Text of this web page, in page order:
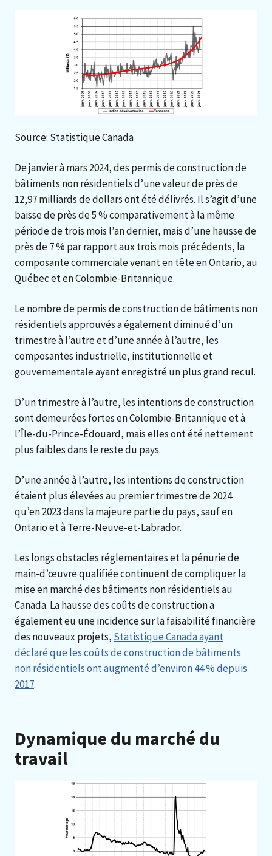
Source: Statistique Canada
De janvier à mars 2024, des permis de construction de
bâtiments non résidentiels d’une valeur de près de
12,97 milliards de dollars ont été délivrés. Il s’agit d’une
baisse de près de 5 % comparativement à la même
période de trois mois l’an dernier, mais d’une hausse de
près de 7 % par rapport aux trois mois précédents, la
composante commerciale venant en tête en Ontario, au
Québec et en Colombie-Britannique.
Le nombre de permis de construction de bâtiments non
résidentiels approuvés a également diminué d’un
trimestre à l’autre et d’une année à l’autre, les
composantes industrielle, institutionnelle et
gouvernementale ayant enregistré un plus grand recul.
D’un trimestre à l’autre, les intentions de construction
sont demeurées fortes en Colombie-Britannique et à
l’Île-du-Prince-Édouard, mais elles ont été nettement
plus faibles dans le reste du pays.
D’une année à l’autre, les intentions de construction
étaient plus élevées au premier trimestre de 2024
qu’en 2023 dans la majeure partie du pays, sauf en
Ontario et à Terre-Neuve-et-Labrador.
Les longs obstacles réglementaires et la pénurie de
main-d’œuvre qualifiée continuent de compliquer la
mise en marché des bâtiments non résidentiels au
Canada. La hausse des coûts de construction a
également eu une incidence sur la faisabilité financière
des nouveaux projets, Statistique Canada ayant
déclaré que les coûts de construction de bâtiments
non résidentiels ont augmenté d’environ 44 % depuis
2017.
Dynamique du marché du
travail